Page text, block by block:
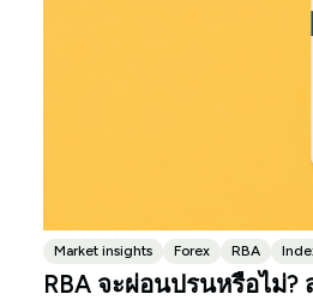
Market insights Forex RBA
RBA จะผ่อนปรนหรือไม่?